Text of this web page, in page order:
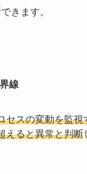
きます。
線
セスの変動を監視
えると異常と判断